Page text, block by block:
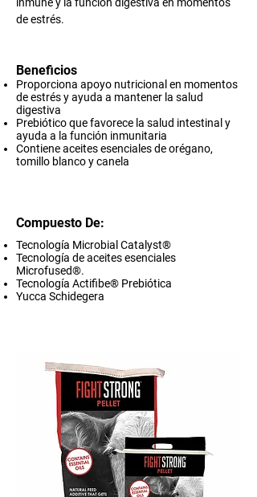
de estrés.
Beneficios
Proporciona apoyo nutricional en momentos
de estrés y ayuda a mantener la salud
digestiva
Prebiótico que favorece la salud intestinal y
ayuda a la función inmunitaria
Contiene aceites esenciales de orégano,
tomillo blanco y canela
Compuesto De:
Tecnología Microbial Catalyst®
Tecnología de aceites esenciales
Microfused®.
Tecnología Actifibe® Prebiótica
Yucca Schidegera